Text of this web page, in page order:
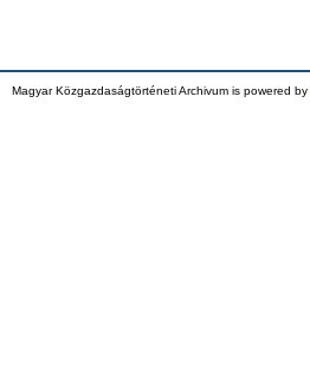
Magyar Közgazdaságtörténeti Archivum is powered by